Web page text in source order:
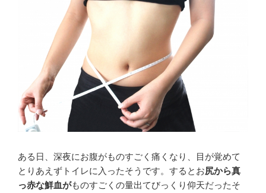
ある日、深夜にお腹がものすごく痛くなり、目が覚めて
とりあえずトイレに入ったそうです。するとお尻から真
っ赤な鮮血がものすごくの量出てびっくり仰天だったそ